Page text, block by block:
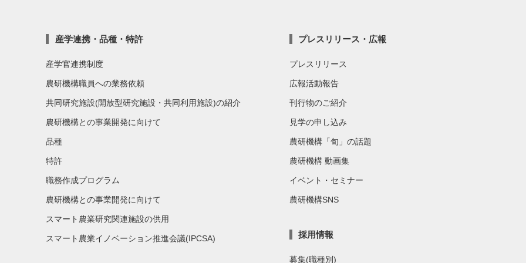
産学連携・品種・特許
産学官連携制度
農研機構職員への業務依頼
共同研究施設(開放型研究施設・共同利用施設)の紹介
農研機構との事業開発に向けて
品種
特許
職務作成プログラム
農研機構との事業開発に向けて
スマート農業研究関連施設の供用
スマート農業イノベーション推進会議(IPCSA)
プレスリリース・広報
プレスリリース
広報活動報告
刊行物のご紹介
見学の申し込み
農研機構「旬」の話題
農研機構 動画集
イベント・セミナー
農研機構SNS
採用情報
募集(職種別)